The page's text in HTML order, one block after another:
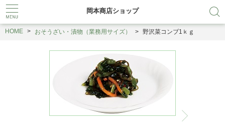
岡本商店ショップ
HOME おそうざい・漬物（業務用サイズ） 野沢菜コンブ1ｋｇ